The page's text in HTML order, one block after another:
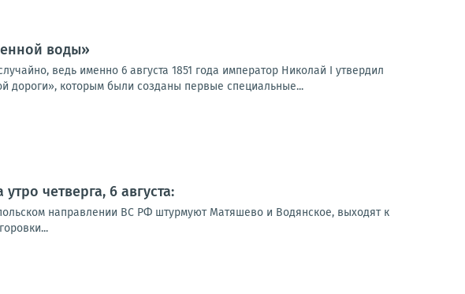
воды»
ведь именно 6 августа 1851 года император Николай I утвердил
дороги», которым были созданы первые специальные...
четверга, 6 августа:
направлении ВС РФ штурмуют Матяшево и Водянское, выходят к